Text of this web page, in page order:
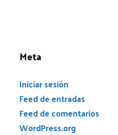
Meta
Iniciar sesión
Feed de entradas
Feed de comentarios
WordPress.org